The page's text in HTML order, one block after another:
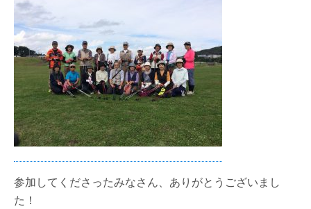
参加してくださったみなさん、ありがとうございまし
た！